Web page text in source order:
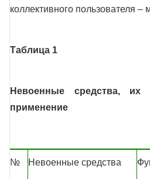
коллективного пользователя
Таблица 1
Невоенные средства,
применение
№ Невоенные средства